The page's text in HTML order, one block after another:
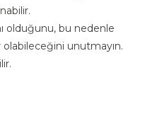
olduğunu, bu nedenle
olabileceğini unutmayın.